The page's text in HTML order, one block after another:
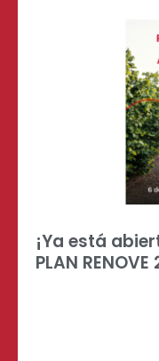
¡Ya está
PLAN RENOVE